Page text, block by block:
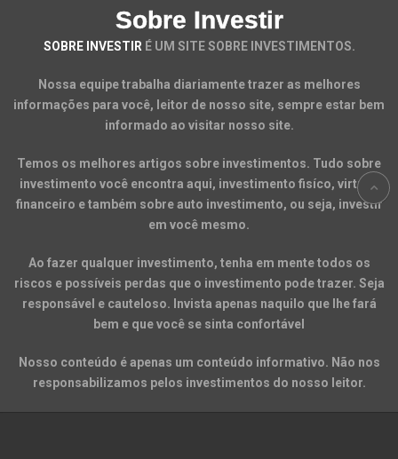
Sobre Investir
SOBRE INVESTIR É UM SITE SOBRE INVESTIMENTOS.
Nossa equipe trabalha diariamente trazer as melhores
informações para você, leitor de nosso site, sempre estar bem
informado ao visitar nosso site.
Temos os melhores artigos sobre investimentos. Tudo sobre
investimento você encontra aqui, investimento fisíco, virtual,
financeiro e também sobre auto investimento, ou seja, investir
em você mesmo.
Ao fazer qualquer investimento, tenha em mente todos os
riscos e possíveis perdas que o investimento pode trazer. Seja
responsável e cauteloso. Invista apenas naquilo que lhe fará
bem e que você se sinta confortável
Nosso conteúdo é apenas um conteúdo informativo. Não nos
responsabilizamos pelos investimentos do nosso leitor.